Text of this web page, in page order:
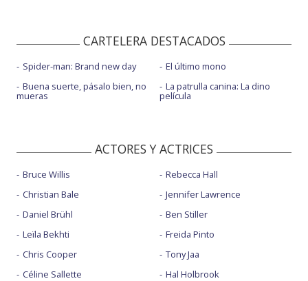
CARTELERA DESTACADOS
Spider-man: Brand new day
Buena suerte, pásalo bien, no
mueras
El último mono
La patrulla canina: La dino
película
ACTORES Y ACTRICES
Bruce Willis
Christian Bale
Daniel Brühl
Leïla Bekhti
Chris Cooper
Céline Sallette
Rebecca Hall
Jennifer Lawrence
Ben Stiller
Freida Pinto
Tony Jaa
Hal Holbrook